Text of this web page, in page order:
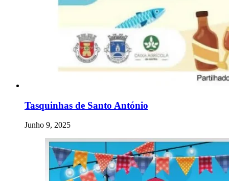
Tasquinhas de Santo António
Junho 9, 2025